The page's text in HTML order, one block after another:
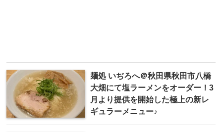
麺処 いぢろへ＠秋田県秋田市八橋
大畑にて塩ラーメンをオーダー！3
月より提供を開始した極上の新レ
ギュラーメニュー♪